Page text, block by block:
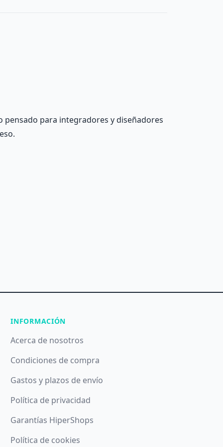
pensado para integradores y diseñadores
INFORMACIÓN
Acerca de nosotros
Condiciones de compra
Gastos y plazos de envío
Política de privacidad
Garantías HiperShops
Política de cookies